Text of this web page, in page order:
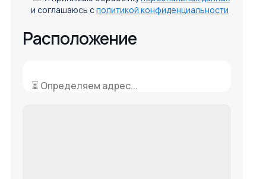
и соглашаюсь сполитикой конфиденциальности
Расположение
⏳ Определяем адрес...